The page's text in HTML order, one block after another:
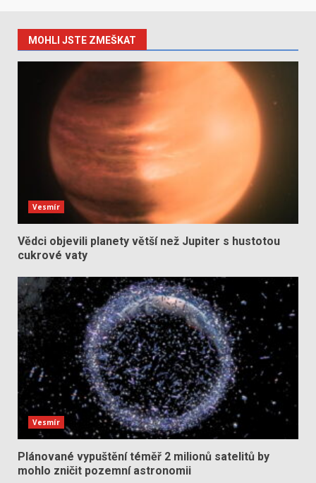
MOHLI JSTE ZMEŠKAT
Vesmír
Vědci objevili planety větší než Jupiter s hustotou
cukrové vaty
Vesmír
Plánované vypuštění téměř 2 milionů satelitů by
mohlo zničit pozemní astronomii